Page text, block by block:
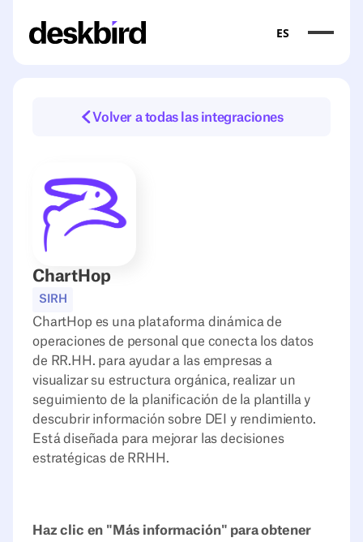
ES
Volver a todas las integraciones
ChartHop
SIRH
ChartHop es una plataforma dinámica de
operaciones de personal que conecta los datos
de RR.HH. para ayudar a las empresas a
visualizar su estructura orgánica, realizar un
seguimiento de la planificación de la plantilla y
descubrir información sobre DEI y rendimiento.
Está diseñada para mejorar las decisiones
estratégicas de RRHH.
Haz clic en "Más información" para obtener